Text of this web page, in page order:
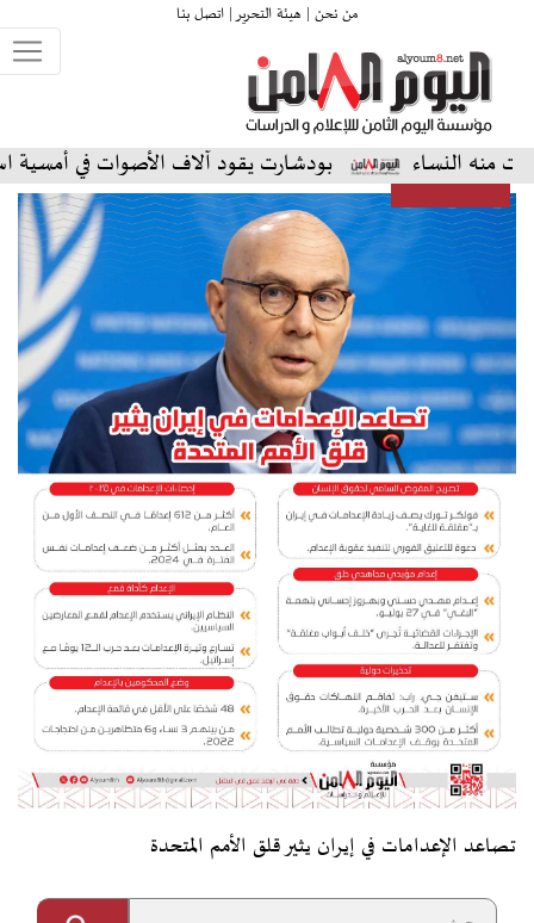
من نحن | هيئة التحرير |اتصل بنا
بودشارت يقود آلاف الأصوات في أمسية استثنائية
تصاعد الإعدامات في إيران يثير قلق الأمم المتحدة